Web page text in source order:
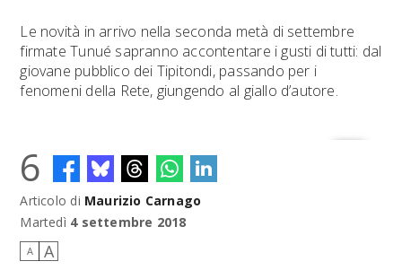
CHRIS MCKENNA ERIK SOMMERS
Le novità in arrivo nella seconda metà di settembre
firmate Tunué sapranno accontentare i gusti di tutti: dal
giovane pubblico dei Tipitondi, passando per i
fenomeni della Rete, giungendo al giallo d’autore.
6
Articolo di Maurizio Carnago
Martedì 4 settembre 2018
A A